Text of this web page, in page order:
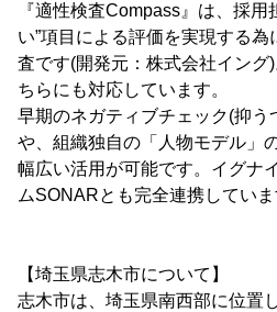
『適性検査Compass』は、採用
い”項目による評価を実現する
査です(開発元：株式会社イング
ちらにも対応しています。
早期のネガティブチェック(抑う
や、組織独自の「人物モデル」
幅広い活用が可能です。イグナ
ムSONARとも完全連携していま
【埼玉県志木市について】
志木市は、埼玉県南西部に位置